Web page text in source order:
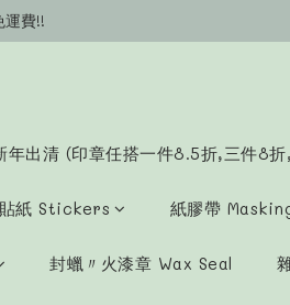
費!!
年出清 (印章任搭一件8.5折,三件8
貼紙 Stickers 紙膠帶
封蠟〃火漆章 Wax Seal